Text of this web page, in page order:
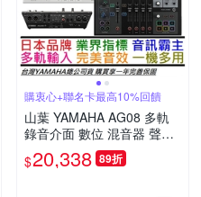
購衷心+聯名卡最高10%回饋
山葉 YAMAHA AG08 多軌
錄音介面 數位 混音器 聲卡
直播 實況 錄音 Podcast 公
司貨 贈錄音軟體
$20,338 89折